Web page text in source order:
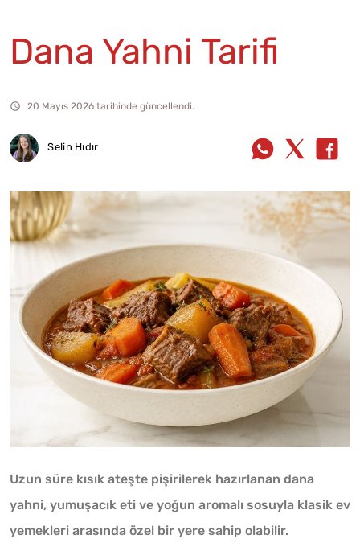
Dana Yahni Tarifi
20 Mayıs 2026 tarihinde güncellendi.
Selin Hıdır
Uzun süre kısık ateşte pişirilerek hazırlanan dana
yahni, yumuşacık eti ve yoğun aromalı sosuyla klasik ev
yemekleri arasında özel bir yere sahip olabilir.